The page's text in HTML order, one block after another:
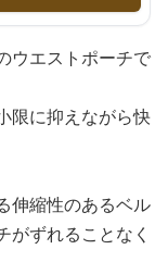
ウエストポーチで
限に抑えながら快
伸縮性のあるベル
がずれることなく